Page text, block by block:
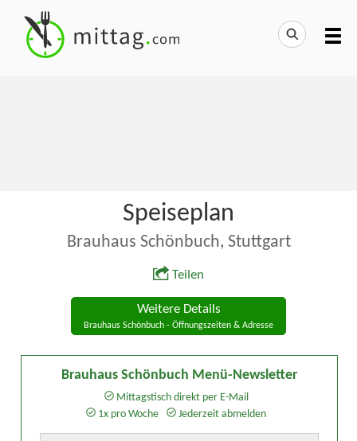
Speiseplan
Brauhaus Schönbuch, Stuttgart
Teilen
Weitere Details
Brauhaus Schönbuch - Öffnungszeiten & Adresse
Brauhaus Schönbuch Menü-Newsletter
Mittagstisch direkt per E-Mail
1x pro Woche
Jederzeit abmelden